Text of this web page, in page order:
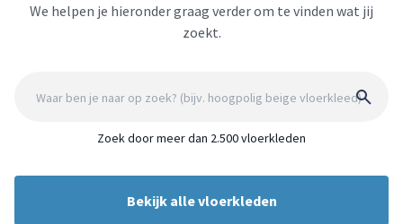
We helpen je hieronder graag verder om te vinden wat jij
zoekt.
Zoek door meer dan 2.500 vloerkleden
Bekijk alle vloerkleden